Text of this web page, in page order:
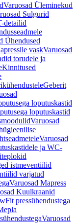
Varuosad Üleminekud
Sulgurid
detailid
Ühendused
vaskVaruosad
torudele ja
Kinnitused
Geberit
loputuskastid
loputuskastid
Varuosad
Varuosad
ja WC-
istmeventiilid
varjatud
Varuosad Mapress
Kuulkraanid
pressühendustega
Varuosad